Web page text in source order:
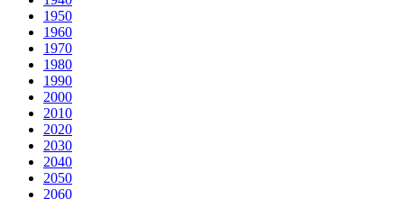
1950
1960
1970
1980
1990
2000
2010
2020
2030
2040
2050
2060